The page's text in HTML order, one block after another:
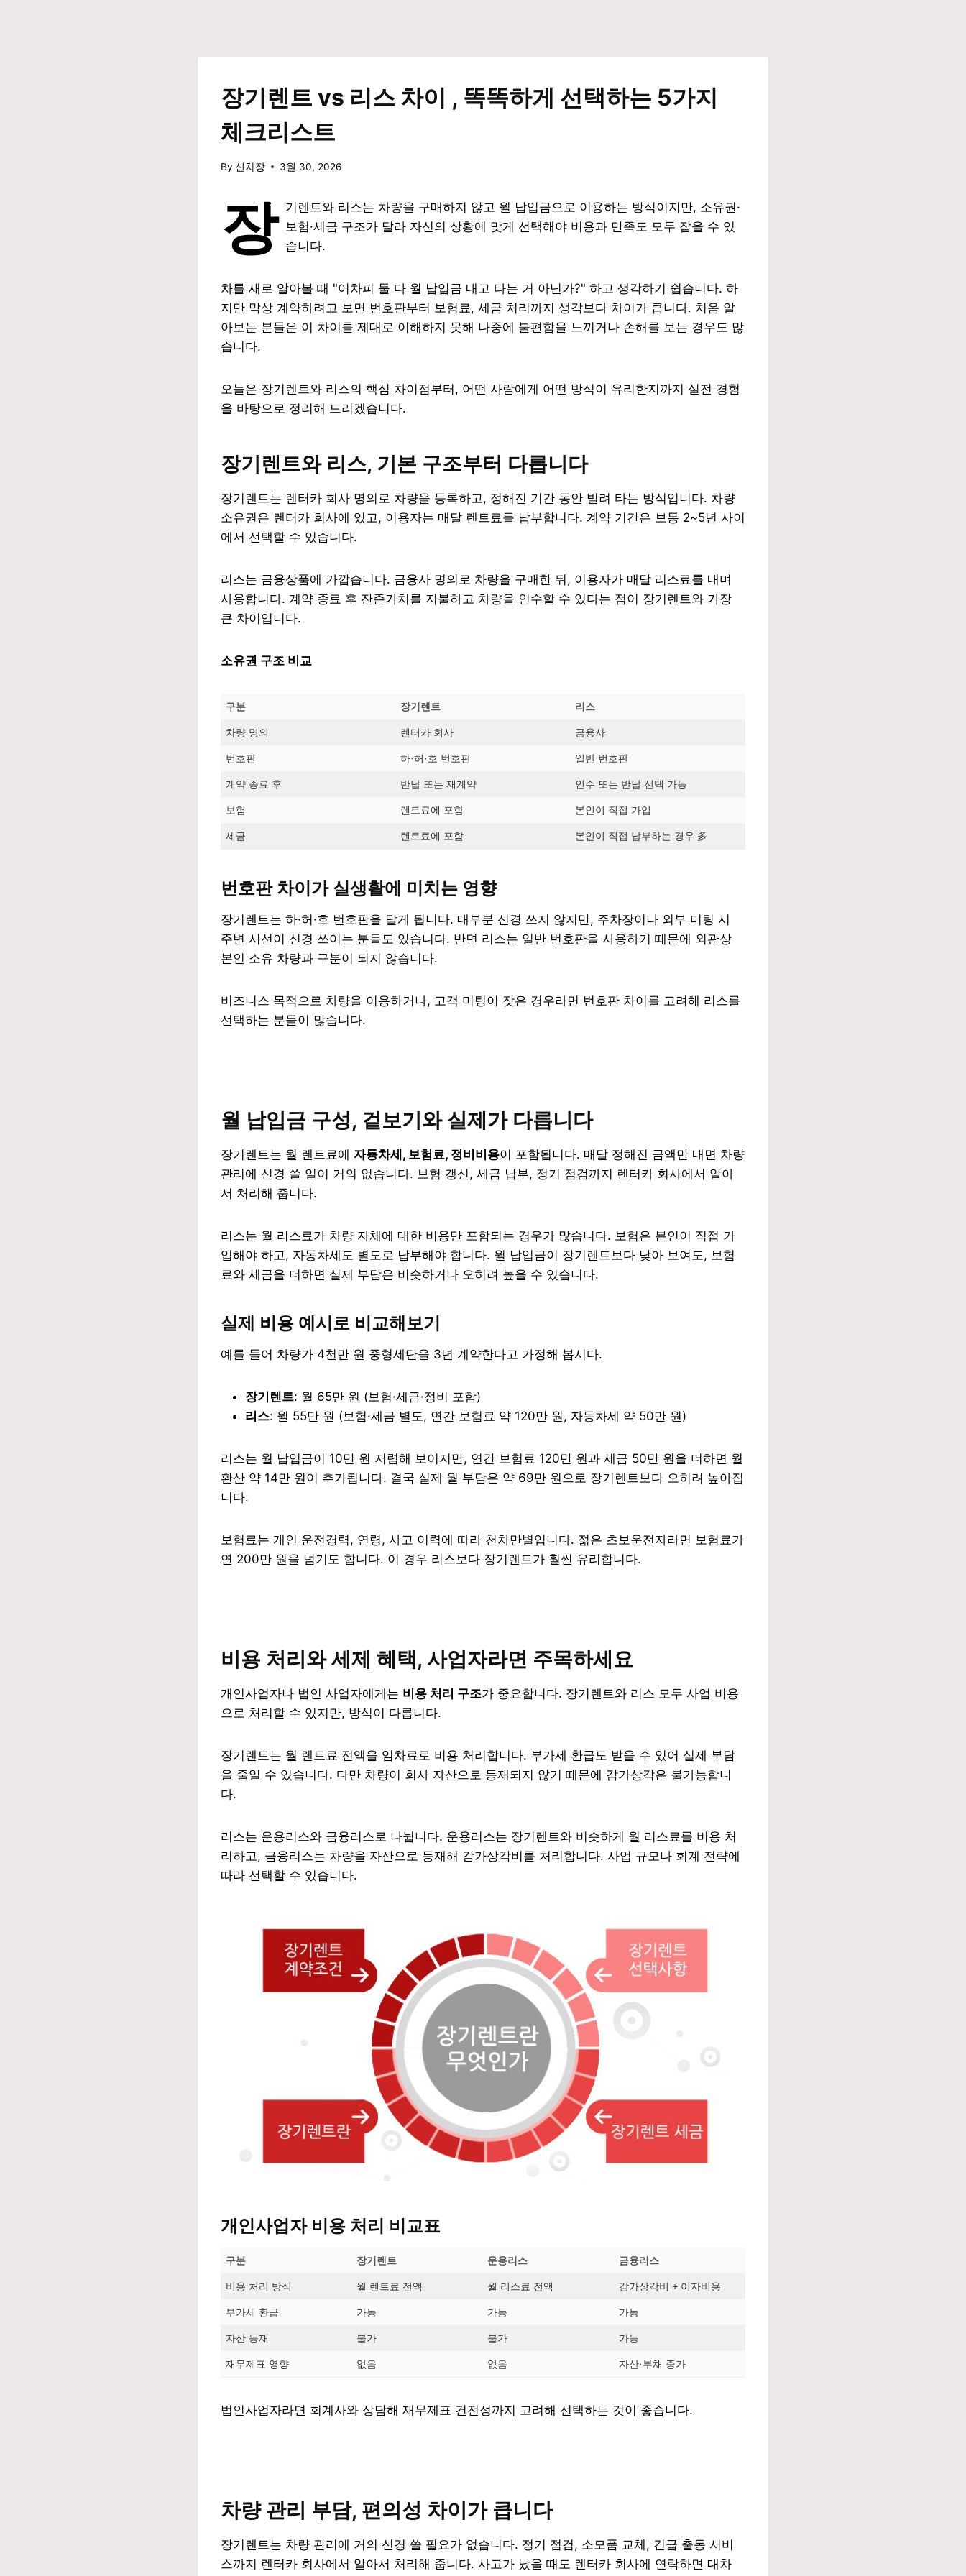
장기렌트 vs 리스 차이 , 똑똑하게 선택하는 5가지
체크리스트
By 신차장 3월 30, 2026
장 기렌트와 리스는 차량을 구매하지 않고 월 납입금으로 이용하는 방식이지만, 소유권·
보험·세금 구조가 달라 자신의 상황에 맞게 선택해야 비용과 만족도 모두 잡을 수 있
습니다.
차를 새로 알아볼 때 "어차피 둘 다 월 납입금 내고 타는 거 아닌가?" 하고 생각하기 쉽습니다. 하
지만 막상 계약하려고 보면 번호판부터 보험료, 세금 처리까지 생각보다 차이가 큽니다. 처음 알
아보는 분들은 이 차이를 제대로 이해하지 못해 나중에 불편함을 느끼거나 손해를 보는 경우도 많
습니다.
오늘은 장기렌트와 리스의 핵심 차이점부터, 어떤 사람에게 어떤 방식이 유리한지까지 실전 경험
을 바탕으로 정리해 드리겠습니다.
장기렌트와 리스, 기본 구조부터 다릅니다
장기렌트는 렌터카 회사 명의로 차량을 등록하고, 정해진 기간 동안 빌려 타는 방식입니다. 차량
소유권은 렌터카 회사에 있고, 이용자는 매달 렌트료를 납부합니다. 계약 기간은 보통 2~5년 사이
에서 선택할 수 있습니다.
리스는 금융상품에 가깝습니다. 금융사 명의로 차량을 구매한 뒤, 이용자가 매달 리스료를 내며
사용합니다. 계약 종료 후 잔존가치를 지불하고 차량을 인수할 수 있다는 점이 장기렌트와 가장
큰 차이입니다.
소유권 구조 비교
구분 장기렌트 리스
차량 명의 렌터카 회사 금융사
번호판 하·허·호 번호판 일반 번호판
계약 종료 후 반납 또는 재계약 인수 또는 반납 선택 가능
보험 렌트료에 포함 본인이 직접 가입
세금 렌트료에 포함 본인이 직접 납부하는 경우 多
번호판 차이가 실생활에 미치는 영향
장기렌트는 하·허·호 번호판을 달게 됩니다. 대부분 신경 쓰지 않지만, 주차장이나 외부 미팅 시
주변 시선이 신경 쓰이는 분들도 있습니다. 반면 리스는 일반 번호판을 사용하기 때문에 외관상
본인 소유 차량과 구분이 되지 않습니다.
비즈니스 목적으로 차량을 이용하거나, 고객 미팅이 잦은 경우라면 번호판 차이를 고려해 리스를
선택하는 분들이 많습니다.
월 납입금 구성, 겉보기와 실제가 다릅니다
장기렌트는 월 렌트료에 자동차세, 보험료, 정비비용이 포함됩니다. 매달 정해진 금액만 내면 차량
관리에 신경 쓸 일이 거의 없습니다. 보험 갱신, 세금 납부, 정기 점검까지 렌터카 회사에서 알아
서 처리해 줍니다.
리스는 월 리스료가 차량 자체에 대한 비용만 포함되는 경우가 많습니다. 보험은 본인이 직접 가
입해야 하고, 자동차세도 별도로 납부해야 합니다. 월 납입금이 장기렌트보다 낮아 보여도, 보험
료와 세금을 더하면 실제 부담은 비슷하거나 오히려 높을 수 있습니다.
실제 비용 예시로 비교해보기
예를 들어 차량가 4천만 원 중형세단을 3년 계약한다고 가정해 봅시다.
장기렌트: 월 65만 원 (보험·세금·정비 포함)
리스: 월 55만 원 (보험·세금 별도, 연간 보험료 약 120만 원, 자동차세 약 50만 원)
리스는 월 납입금이 10만 원 저렴해 보이지만, 연간 보험료 120만 원과 세금 50만 원을 더하면 월
환산 약 14만 원이 추가됩니다. 결국 실제 월 부담은 약 69만 원으로 장기렌트보다 오히려 높아집
니다.
보험료는 개인 운전경력, 연령, 사고 이력에 따라 천차만별입니다. 젊은 초보운전자라면 보험료가
연 200만 원을 넘기도 합니다. 이 경우 리스보다 장기렌트가 훨씬 유리합니다.
비용 처리와 세제 혜택, 사업자라면 주목하세요
개인사업자나 법인 사업자에게는 비용 처리 구조가 중요합니다. 장기렌트와 리스 모두 사업 비용
으로 처리할 수 있지만, 방식이 다릅니다.
장기렌트는 월 렌트료 전액을 임차료로 비용 처리합니다. 부가세 환급도 받을 수 있어 실제 부담
을 줄일 수 있습니다. 다만 차량이 회사 자산으로 등재되지 않기 때문에 감가상각은 불가능합니
다.
리스는 운용리스와 금융리스로 나뉩니다. 운용리스는 장기렌트와 비슷하게 월 리스료를 비용 처
리하고, 금융리스는 차량을 자산으로 등재해 감가상각비를 처리합니다. 사업 규모나 회계 전략에
따라 선택할 수 있습니다.
개인사업자 비용 처리 비교표
구분 장기렌트 운용리스 금융리스
비용 처리 방식 월 렌트료 전액 월 리스료 전액 감가상각비 + 이자비용
부가세 환급 가능 가능 가능
자산 등재 불가 불가 가능
재무제표 영향 없음 없음 자산·부채 증가
법인사업자라면 회계사와 상담해 재무제표 건전성까지 고려해 선택하는 것이 좋습니다.
차량 관리 부담, 편의성 차이가 큽니다
장기렌트는 차량 관리에 거의 신경 쓸 필요가 없습니다. 정기 점검, 소모품 교체, 긴급 출동 서비
스까지 렌터카 회사에서 알아서 처리해 줍니다. 사고가 났을 때도 렌터카 회사에 연락하면 대차